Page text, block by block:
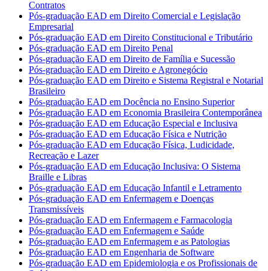
Contratos
Pós-graduação EAD em Direito Comercial e Legislação
Empresarial
Pós-graduação EAD em Direito Constitucional e Tributário
Pós-graduação EAD em Direito Penal
Pós-graduação EAD em Direito de Família e Sucessão
Pós-graduação EAD em Direito e Agronegócio
Pós-graduação EAD em Direito e Sistema Registral e Notarial
Brasileiro
Pós-graduação EAD em Docência no Ensino Superior
Pós-graduação EAD em Economia Brasileira Contemporânea
Pós-graduação EAD em Educação Especial e Inclusiva
Pós-graduação EAD em Educação Física e Nutrição
Pós-graduação EAD em Educação Física, Ludicidade,
Recreação e Lazer
Pós-graduação EAD em Educação Inclusiva: O Sistema
Braille e Libras
Pós-graduação EAD em Educação Infantil e Letramento
Pós-graduação EAD em Enfermagem e Doenças
Transmissíveis
Pós-graduação EAD em Enfermagem e Farmacologia
Pós-graduação EAD em Enfermagem e Saúde
Pós-graduação EAD em Enfermagem e as Patologias
Pós-graduação EAD em Engenharia de Software
Pós-graduação EAD em Epidemiologia e os Profissionais de